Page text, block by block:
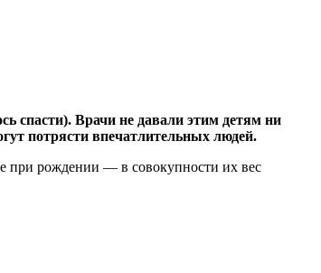
спасти). Врачи не давали этим детям ни
потрясти впечатлительных людей.
при рождении — в совокупности их вес